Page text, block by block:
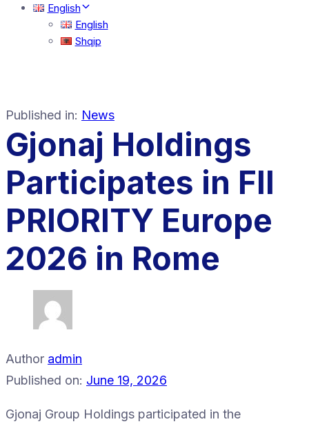
English
English
Shqip
Published in: News
Gjonaj Holdings
Participates in FII
PRIORITY Europe
2026 in Rome
Author admin
Published on: June 19, 2026
Gjonaj Group Holdings participated in the